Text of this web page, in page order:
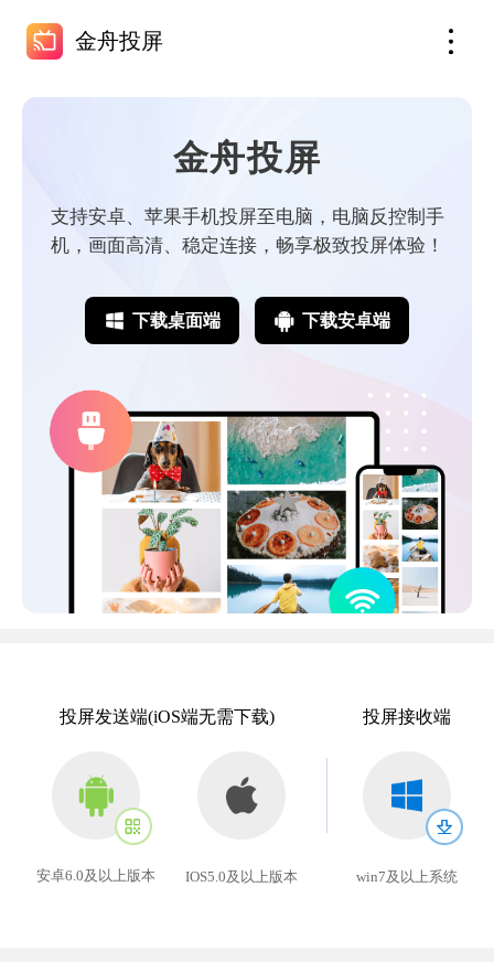
金舟投屏
金舟投屏
支持安卓、苹果手机投屏至电脑，电脑反控制手
机，画面高清、稳定连接，畅享极致投屏体验！
下载桌面端 下载安卓端
投屏发送端(iOS端无需下载)
安卓6.0及以上版本 IOS5.0及以上版本
投屏接收端
win7及以上系统